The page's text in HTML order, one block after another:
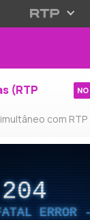
(RTP
com RTP
204
ERROR -